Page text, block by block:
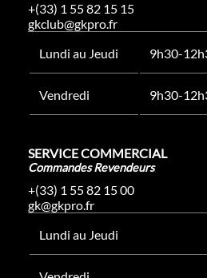
+(33) 1 55 82 15 15
gkclub@gkpro.fr
Lundi au Jeudi
9h30-
Vendredi 9h30-
SERVICE COMMERCIAL
Commandes Revendeurs
+(33) 1 55 82 15 00
gk@gkpro.fr
Lundi au Jeudi